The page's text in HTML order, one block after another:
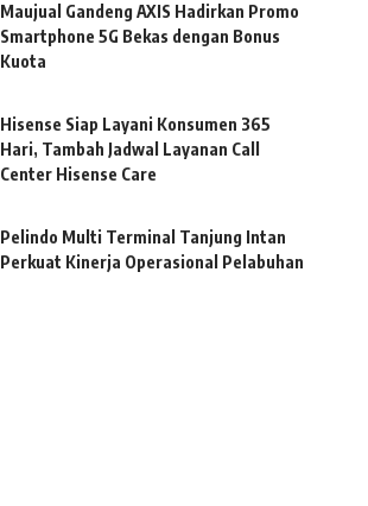
Maujual Gandeng AXIS Hadirkan Promo
Smartphone 5G Bekas dengan Bonus
Kuota
Hisense Siap Layani Konsumen 365
Hari, Tambah Jadwal Layanan Call
Center Hisense Care
Pelindo Multi Terminal Tanjung Intan
Perkuat Kinerja Operasional Pelabuhan